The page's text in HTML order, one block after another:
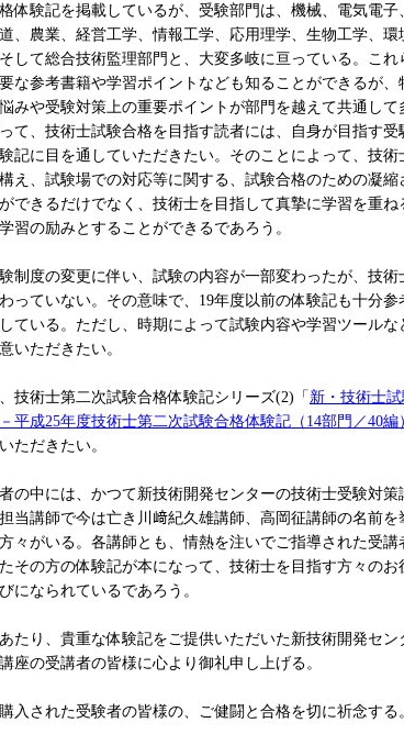
体験記を掲載しているが、受験部門は、機械、電気電子
、農業、経営工学、情報工学、応用理学、生物工学、環
して総合技術監理部門と、大変多岐に亘っている。これ
な参考書籍や学習ポイントなども知ることができるが、
みや受験対策上の重要ポイントが部門を越えて共通して
て、技術士試験合格を目指す読者には、自身が目指す受
記に目を通していただきたい。そのことによって、技術
え、試験場での対応等に関する、試験合格のための凝縮
できるだけでなく、技術士を目指して真摯に学習を重ね
習の励みとすることができるであろう。
制度の変更に伴い、試験の内容が一部変わったが、技術
っていない。その意味で、19年度以前の体験記も十分参
ている。ただし、時期によって試験内容や学習ツールな
いただきたい。
技術士第二次試験合格体験記シリーズ(2)「 新・技術士試
平成25年度技術士第二次試験合格体験記（14部門／40編
ただきたい。
の中には、かつて新技術開発センターの技術士受験対策
当講師で今は亡き川﨑紀久雄講師、高岡征講師の名前を
々がいる。各講師とも、情熱を注いでご指導された受講
その方の体験記が本になって、技術士を目指す方々のお
になられているであろう。
たり、貴重な体験記をご提供いただいた新技術開発セン
座の受講者の皆様に心より御礼申し上げる。
入された受験者の皆様の、ご健闘と合格を切に祈念する